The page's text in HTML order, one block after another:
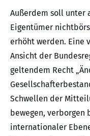
Außerdem soll unter
Eigentümer
erhöht werden. Eine
Ansicht der
geltendem Recht
Schwellen der
bewegen, verborgen
internationaler